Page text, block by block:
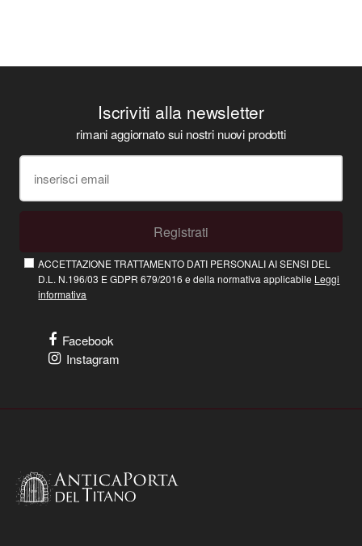
Iscriviti alla newsletter
rimani aggiornato sui nostri nuovi prodotti
Registrati
ACCETTAZIONE TRATTAMENTO DATI PERSONALI AI SENSI DEL
D.L. N.196/03 E GDPR 679/2016 e della normativa applicabile Leggi
informativa
Facebook
Instagram